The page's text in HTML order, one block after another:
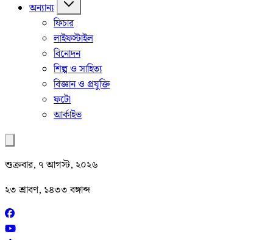
অন্যান্য
ফিচার
লাইফস্টাইল
বিনোদন
শিল্প ও সাহিত্য
বিজ্ঞান ও প্রযুক্তি
ফটো
আর্কাইভ
শুক্রবার, ৭ আগস্ট, ২০২৬
২৩ শ্রাবণ, ১৪৩৩ বঙ্গাব্দ